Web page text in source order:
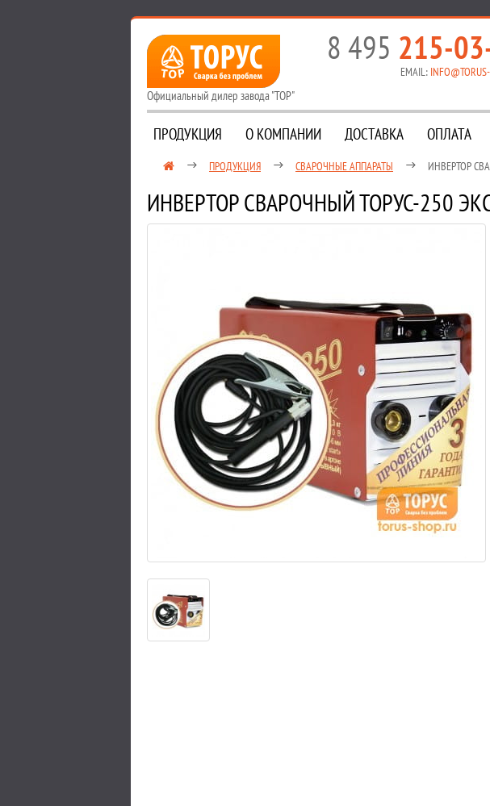
Официальный дилер завода "ТОР"
8 495 215-
EMAIL:
ПРОДУКЦИЯ О КОМПАНИИ ДОСТАВКА ОПЛАТА
ПРОДУКЦИЯ СВАРОЧНЫЕ АППАРАТЫ ИНВЕРТОР
ИНВЕРТОР СВАРОЧНЫЙ ТОРУС-250